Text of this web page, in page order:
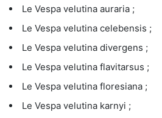
Le Vespa velutina auraria ;
Le Vespa velutina celebensis ;
Le Vespa velutina divergens ;
Le Vespa velutina flavitarsus ;
Le Vespa velutina floresiana ;
Le Vespa velutina karnyi ;